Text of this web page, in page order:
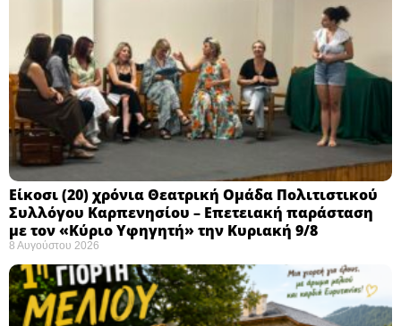
Eίκοσι (20) χρόνια Θεατρική Ομάδα Πολιτιστικού
Συλλόγου Καρπενησίου – Επετειακή παράσταση
με τον «Κύριο Υφηγητή» την Κυριακή 9/8
8 Αυγούστου 2026